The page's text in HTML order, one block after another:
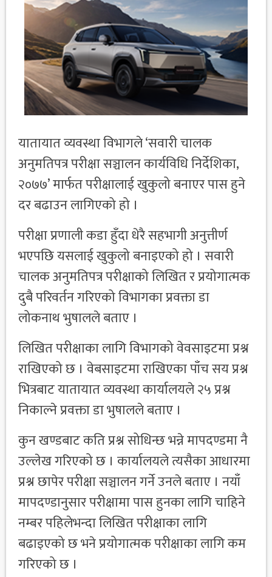
यातायात व्यवस्था विभागले ‘सवारी चालक
अनुमतिपत्र परीक्षा सञ्चालन कार्यविधि निर्देशिका,
२०७७’ मार्फत परीक्षालाई खुकुलो बनाएर पास हुने
दर बढाउन लागिएको हो ।
परीक्षा प्रणाली कडा हुँदा धेरै सहभागी अनुत्तीर्ण
भएपछि यसलाई खुकुलो बनाइएको हो । सवारी
चालक अनुमतिपत्र परीक्षाको लिखित र प्रयोगात्मक
दुबै परिवर्तन गरिएको विभागका प्रवक्ता डा
लोकनाथ भुषालले बताए ।
लिखित परीक्षाका लागि विभागको वेवसाइटमा प्रश्न
राखिएको छ । वेबसाइटमा राखिएका पाँच सय प्रश्न
भित्रबाट यातायात व्यवस्था कार्यालयले २५ प्रश्न
निकाल्ने प्रवक्ता डा भुषालले बताए ।
कुन खण्डबाट कति प्रश्न सोधिन्छ भन्ने मापदण्डमा नै
उल्लेख गरिएको छ । कार्यालयले त्यसैका आधारमा
प्रश्न छापेर परीक्षा सञ्चालन गर्ने उनले बताए । नयाँ
मापदण्डानुसार परीक्षामा पास हुनका लागि चाहिने
नम्बर पहिलेभन्दा लिखित परीक्षाका लागि
बढाइएको छ भने प्रयोगात्मक परीक्षाका लागि कम
गरिएको छ ।